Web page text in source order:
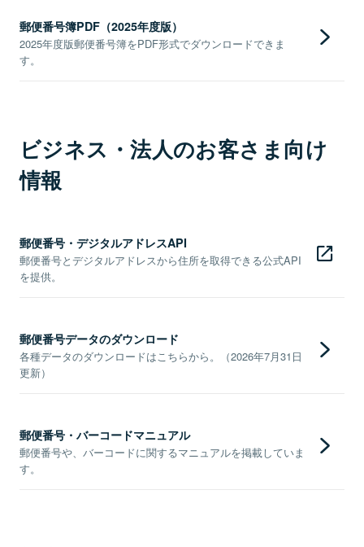
郵便番号簿PDF（2025年度版）
2025年度版郵便番号簿をPDF形式でダウンロードできま
す。
ビジネス・法人のお客さま向け
情報
郵便番号・デジタルアドレスAPI
郵便番号とデジタルアドレスから住所を取得できる公式API
を提供。
郵便番号データのダウンロード
各種データのダウンロードはこちらから。（2026年7月31日
更新）
郵便番号・バーコードマニュアル
郵便番号や、バーコードに関するマニュアルを掲載していま
す。